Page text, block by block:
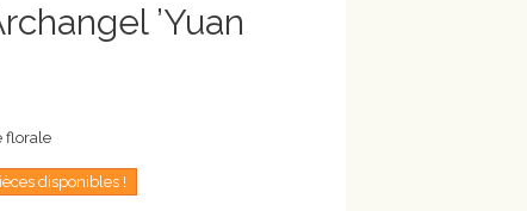
’Yuan
florale
disponibles !